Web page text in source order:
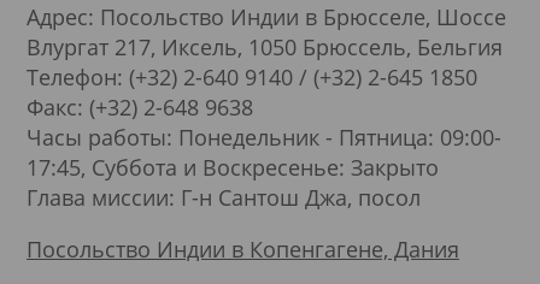
Адрес: Посольство Индии в Брюсселе, Шоссе
Влургат 217, Иксель, 1050 Брюссель, Бельгия
Телефон: (+32) 2-640 9140 / (+32) 2-645 1850
Факс: (+32) 2-648 9638
Часы работы: Понедельник - Пятница: 09:00-
17:45, Суббота и Воскресенье: Закрыто
Глава миссии: Г-н Сантош Джа, посол
Посольство Индии в Копенгагене, Дания